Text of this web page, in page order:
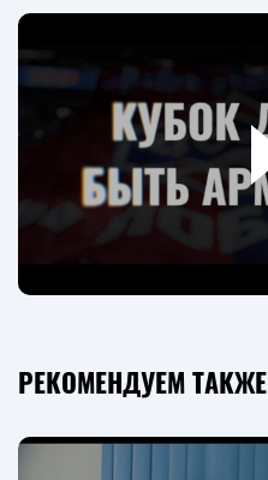
РЕКОМЕНДУЕМ ТАКЖЕ